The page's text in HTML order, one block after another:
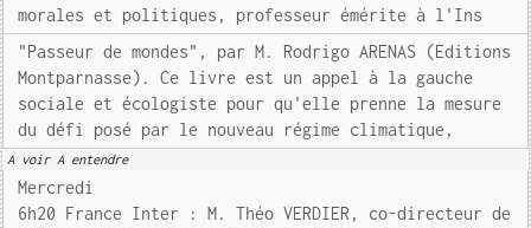
morales et politiques, professeur émérite à l'Ins
"Passeur de mondes", par M. Rodrigo ARENAS (Editions
Montparnasse). Ce livre est un appel à la gauche
sociale et écologiste pour qu'elle prenne la mesure
du défi posé par le nouveau régime climatique,
A voir A entendre
Mercredi
6h20 France Inter : M. Théo VERDIER, co-directeur de